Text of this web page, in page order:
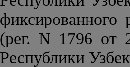
фиксированного
(рег. N 1796 от
Республики